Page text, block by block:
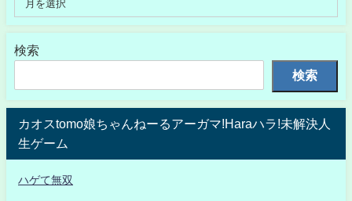
検索
検索
カオスtomo娘ちゃんねーるアーガマ!Haraハラ!未解決人
生ゲーム
ハゲて無双